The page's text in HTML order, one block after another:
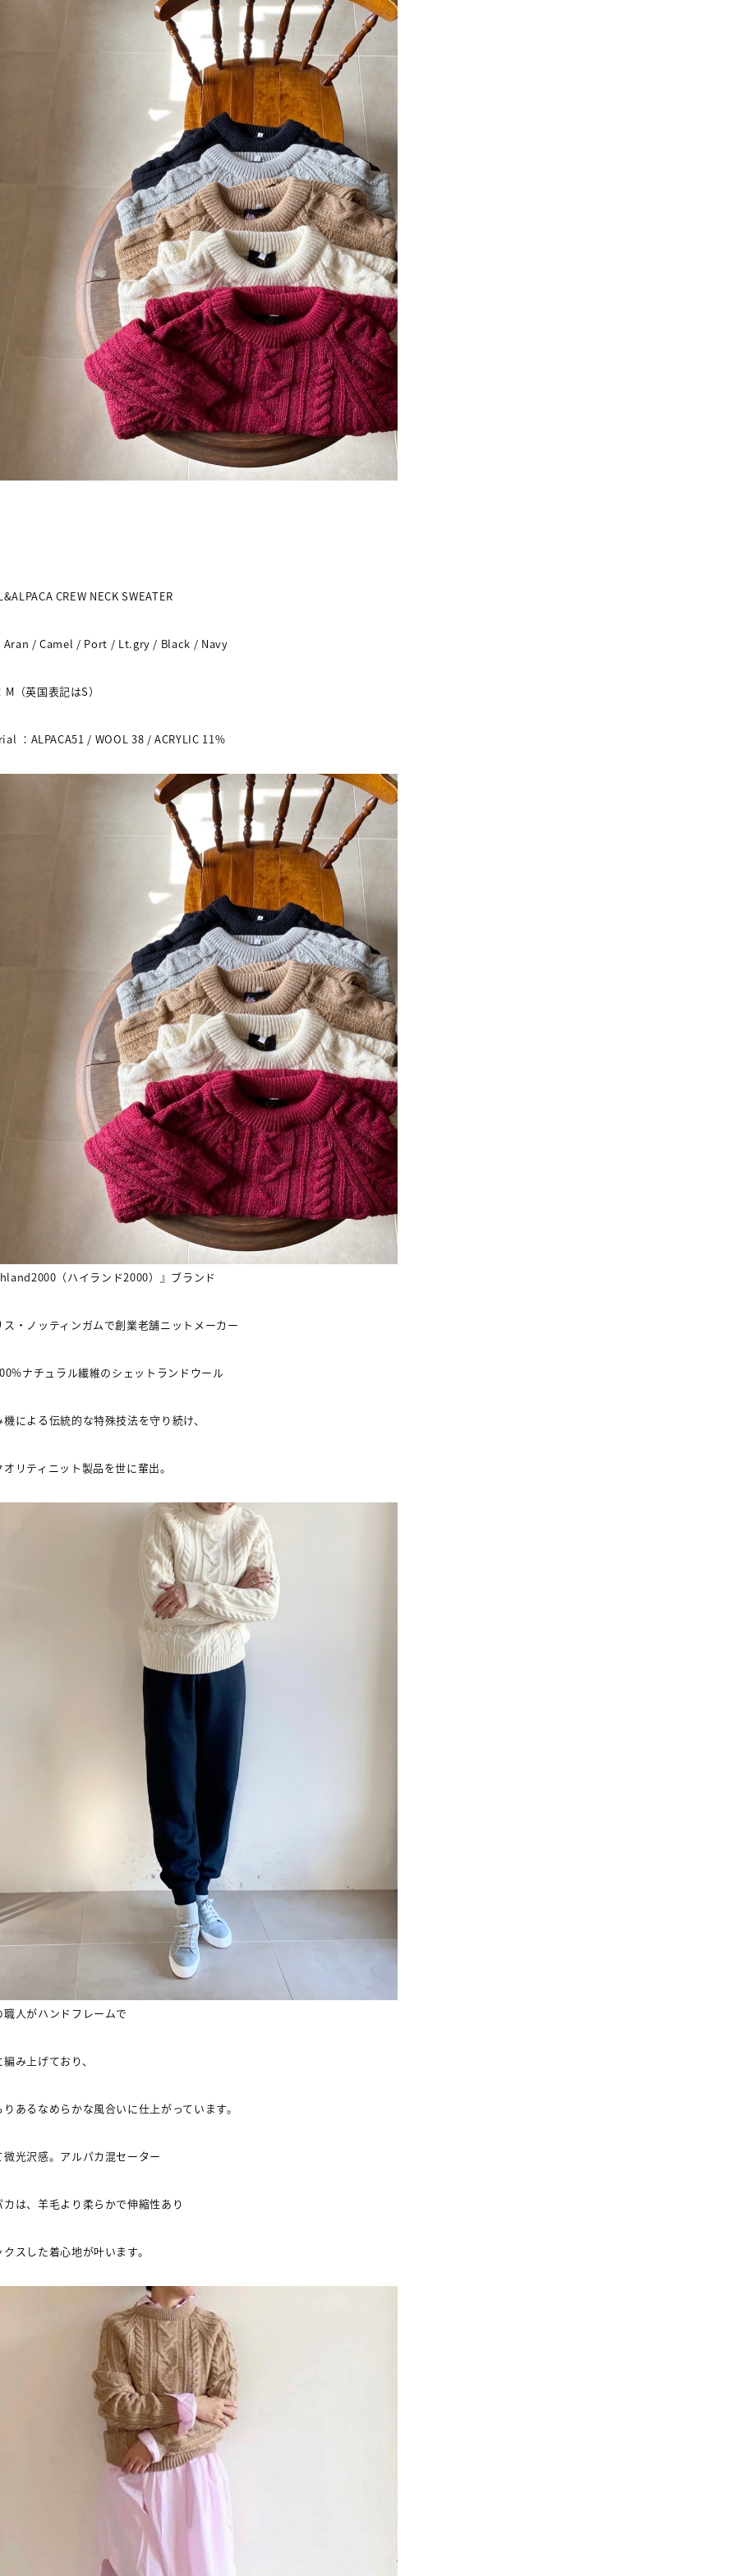
CREW NECK SWEATER
Aran / Camel / Port / Lt.gry / Black / Navy
M （英国表記はS）
： ALPACA51 / WOOL 38 / ACRYLIC 11%
（ハイランド2000）』ブランド
ス・ノッティンガムで創業老舗ニットメーカー
ナチュラル繊維のシェットランドウール
による伝統的な特殊技法を守り続け、
リティニット製品を世に輩出。
職人がハンドフレームで
み上げており、
あるなめらかな風合いに仕上がっています。
微光沢感。アルパカ混セーター
カは、羊毛より柔らかで伸縮性あり
スした着心地が叶います。